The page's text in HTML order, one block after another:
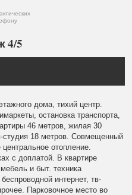
4/5
дома, тихий центр.
остановка транспорта,
46 метров, жилая 30
студия 18 метров. Совмещенный
отопление.
с доплатой. В квартире
и быт. техника
интернет, тв-
Парковочное место во